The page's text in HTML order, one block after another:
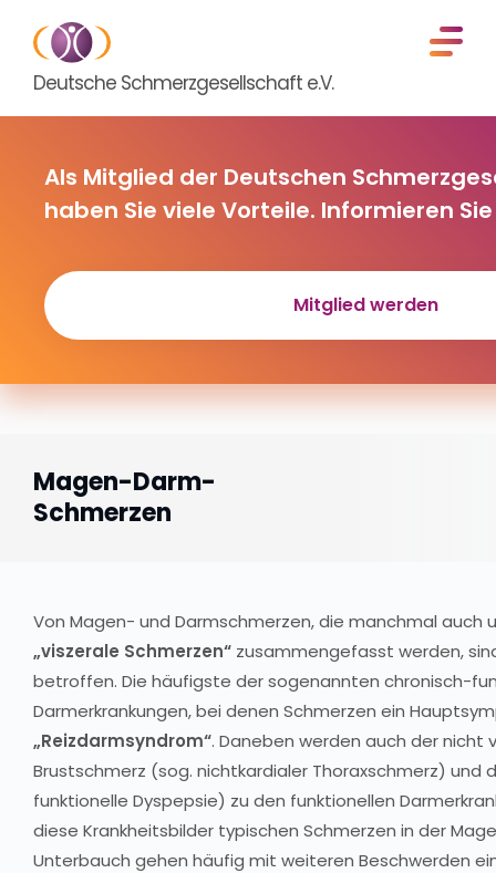
Deutsche Schmerzgesellschaft e.V.
Als Mitglied der Deutschen
haben Sie viele Vorteile. Informieren
Mitglied werden
Magen-Darm-
Schmerzen
Von Magen- und Darmschmerzen, die manchmal auch
„viszerale Schmerzen“ zusammengefasst werden,
betroffen. Die häufigste der sogenannten chronisch-
Darmerkrankungen, bei denen Schmerzen ein
„Reizdarmsyndrom“. Daneben werden auch der nicht
Brustschmerz (sog. nichtkardialer Thoraxschmerz) und
funktionelle Dyspepsie) zu den funktionellen
diese Krankheitsbilder typischen Schmerzen in der
Unterbauch gehen häufig mit weiteren Beschwerden